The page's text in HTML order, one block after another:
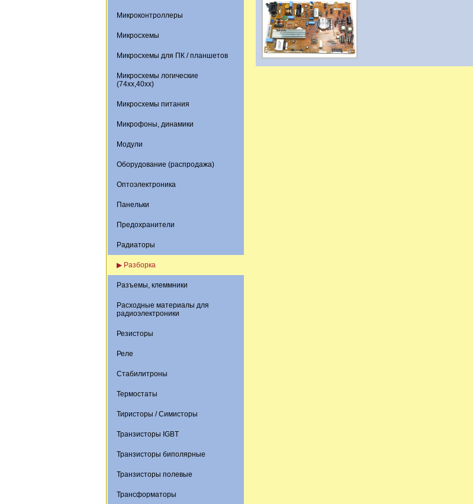
Микроконтроллеры
Микросхемы
Микросхемы для ПК / планшетов
Микросхемы логические
(74xx,40xx)
Микросхемы питания
Микрофоны, динамики
Модули
Оборудование (распродажа)
Оптоэлектроника
Панельки
Предохранители
Радиаторы
▶ Разборка
Разъемы, клеммники
Расходные материалы для
радиоэлектроники
Резисторы
Реле
Стабилитроны
Термостаты
Тиристоры / Симисторы
Транзисторы IGBT
Транзисторы биполярные
Транзисторы полевые
Трансформаторы